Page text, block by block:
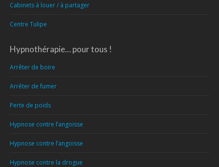
Cabinets à louer / à partager
Centre Tulipe
Hypnothérapie… pour tous !
Arrêter de boire
Arrêter de fumer
Perte de poids
Hypnose contre l’angoisse
Hypnose contre l’angoisse
Hypnose contre la drogue